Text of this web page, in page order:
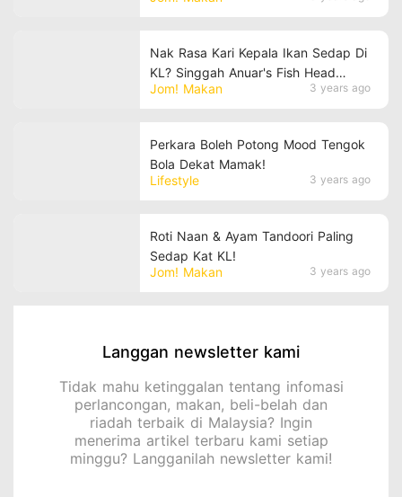
Jom! Makan 3 years ago
Nak Rasa Kari Kepala Ikan Sedap Di
KL? Singgah Anuar's Fish Head
Curry
Lifestyle 3 years ago
Perkara Boleh Potong Mood Tengok
Bola Dekat Mamak!
Jom! Makan 3 years ago
Roti Naan & Ayam Tandoori Paling
Sedap Kat KL!
Langgan newsletter kami
Tidak mahu ketinggalan tentang infomasi
perlancongan, makan, beli-belah dan
riadah terbaik di Malaysia? Ingin
menerima artikel terbaru kami setiap
minggu? Langganilah newsletter kami!